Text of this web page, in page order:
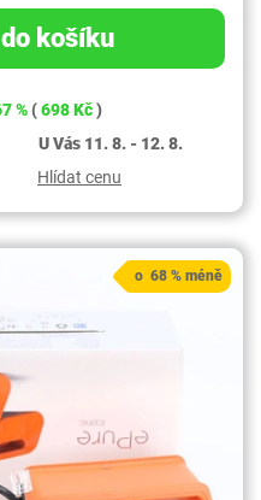
košíku
%(698 Kč)
U Vás 11. 8. - 12. 8.
Hlídat cenu
o 68 % méně